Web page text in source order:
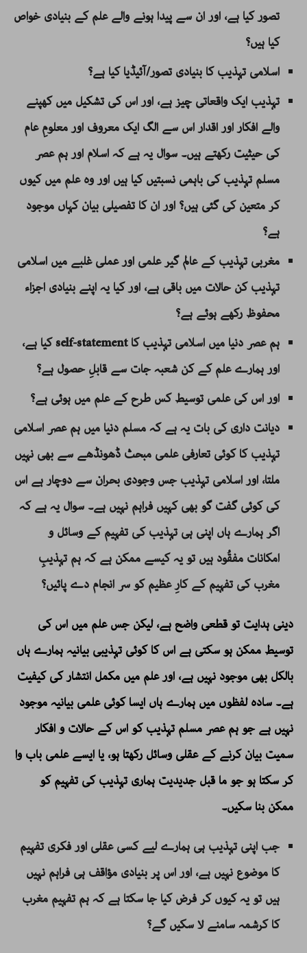
تصور کیا ہے، اور ان سے پیدا ہونے والے علم کے بنیادی خواص
کیا ہیں؟
اسلامی تہذیب کا بنیادی تصور/آئیڈیا کیا ہے؟
تہذیب ایک واقعاتی چیز ہے، اور اس کی تشکیل میں کھپنے
والے افکار اور اقدار اس سے الگ ایک معروف اور معلومِ عام
کی حیثیت رکھتے ہیں۔ سوال یہ ہے کہ اسلام اور ہم عصر
مسلم تہذیب کی باہمی نسبتیں کیا ہیں اور وہ علم میں کیوں
کر متعین کی گئی ہیں؟ اور ان کا تفصیلی بیان کہاں موجود
ہے؟
مغربی تہذیب کے عالم گیر علمی اور عملی غلبے میں اسلامی
تہذیب کن حالات میں باقی ہے، اور کیا یہ اپنے بنیادی اجزاء
محفوظ رکھے ہوئے ہے؟
ہم عصر دنیا میں اسلامی تہذیب کا self-statement کیا ہے،
اور ہمارے علم کے کن شعبہ جات سے قابلِ حصول ہے؟
اور اس کی علمی توسیط کس طرح کے علم میں ہوئی ہے؟
دیانت داری کی بات یہ ہے کہ مسلم دنیا میں ہم عصر اسلامی
تہذیب کا کوئی تعارفی علمی مبحث ڈھونڈھے سے بھی نہیں
ملتا، اور اسلامی تہذیب جس وجودی بحران سے دوچار ہے اس
کی کوئی گفت گو بھی کہیں فراہم نہیں ہے۔ سوال یہ ہے کہ
اگر ہمارے ہاں اپنی ہی تہذیب کی تفہیم کے وسائل و
امکانات مفقُود ہیں تو یہ کیسے ممکن ہے کہ ہم تہذیبِ
مغرب کی تفہیم کے کارِ عظیم کو سر انجام دے پائیں؟
دینی ہدایت تو قطعی واضح ہے، لیکن جس علم میں اس کی
توسیط ممکن ہو سکتی ہے اس کا کوئی تہذیبی بیانیہ ہمارے ہاں
بالکل بھی موجود نہیں ہے، اور علم میں مکمل انتشار کی کیفیت
ہے۔ سادہ لفظوں میں ہمارے ہاں ایسا کوئی علمی بیانیہ موجود
نہیں ہے جو ہم عصر مسلم تہذیب کو اس کے حالات و افکار
سمیت بیان کرنے کے عقلی وسائل رکھتا ہو، یا ایسے علمی باب وا
کر سکتا ہو جو ما قبل جدیدیت ہماری تہذیب کی تفہیم کو
ممکن بنا سکیں۔
جب اپنی تہذیب ہی ہمارے لیے کسی عقلی اور فکری تفہیم
کا موضوع نہیں ہے، اور اس پر بنیادی مؤاقف ہی فراہم نہیں
ہیں تو یہ کیوں کر فرض کیا جا سکتا ہے کہ ہم تفہیم مغرب
کا کرشمہ سامنے لا سکیں گے؟